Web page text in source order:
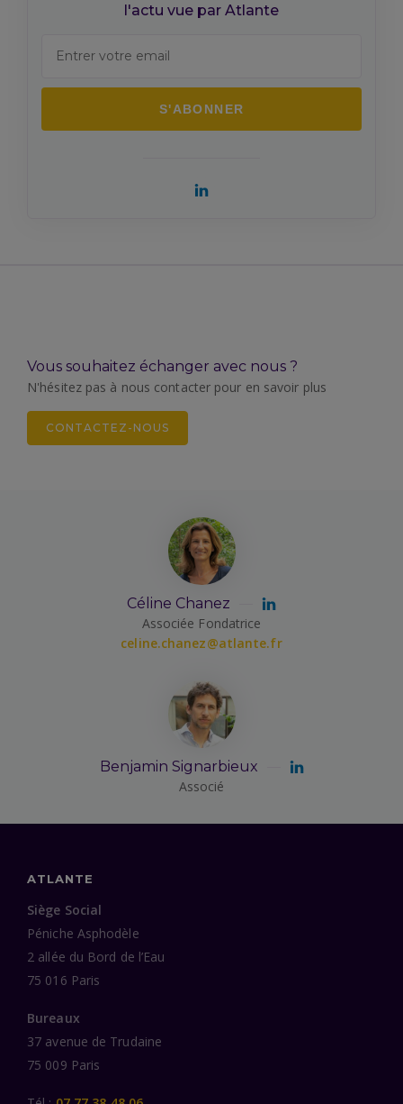
l'actu vue par Atlante
Vous souhaitez échanger avec nous ?
N'hésitez pas à nous contacter pour en savoir plus
CONTACTEZ-NOUS
Céline Chanez
Associée Fondatrice
celine.chanez@atlante.fr
Benjamin Signarbieux
Associé
ATLANTE
Siège Social
Péniche Asphodèle
2 allée du Bord de l’Eau
75 016 Paris
Bureaux
37 avenue de Trudaine
75 009 Paris